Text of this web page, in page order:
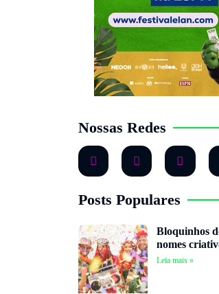
Nossas Redes
Posts Populares
Bloquinhos
nomes
Leia mais »